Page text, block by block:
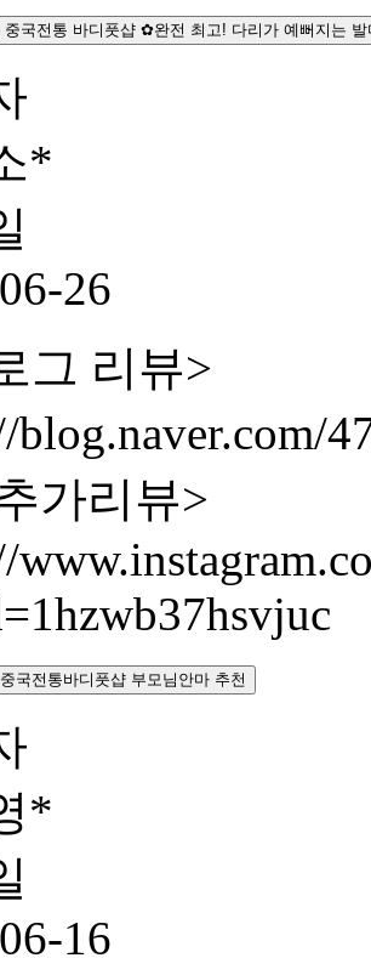
중국전통 바디풋샵 ✿완전 최고! 다리가 예뻐지는 발
*
26
그 리뷰>
blog.naver.com/
가리뷰>
국전통바디풋샵 부모님안마 추천
*
16